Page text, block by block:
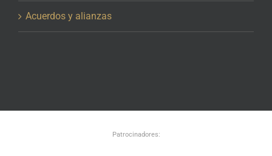
Acuerdos y alianzas
Patrocinadores: